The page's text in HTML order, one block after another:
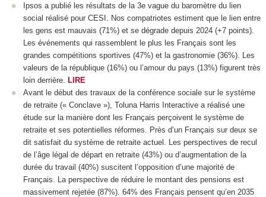
Ipsos a publié les résultats de la 3e vague du baromètre du lien
social réalisé pour CESI. Nos compatriotes estiment que le lien entre
les gens est mauvais (71%) et se dégrade depuis 2024 (+7 points).
Les événements qui rassemblent le plus les Français sont les
grandes compétitions sportives (47%) et la gastronomie (36%). Les
valeurs de la république (16%) ou l’amour du pays (13%) figurent très
loin derrière.
LIRE
Avant le début des travaux de la conférence sociale sur le système
de retraite (« Conclave »), Toluna Harris Interactive a réalisé une
étude sur la manière dont les Français perçoivent le système de
retraite et ses potentielles réformes. Près d’un Français sur deux se
dit satisfait du système de retraite actuel. Les perspectives de recul
de l’âge légal de départ en retraite (43%) ou d’augmentation de la
durée du travail (40%) suscitent l’opposition d’une majorité de
Français. La perspective de réduire le montant des pensions est
massivement rejetée (87%). 64% des Français pensent qu’en 2035